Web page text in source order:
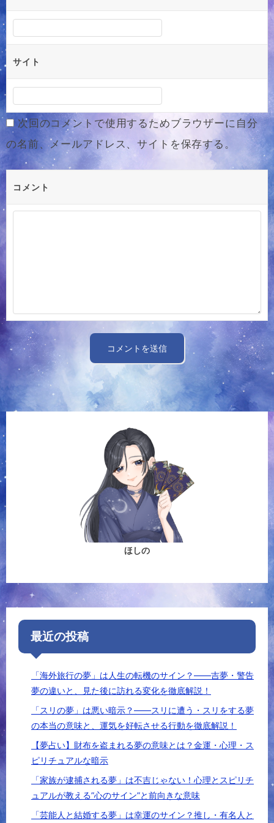
サイト
次回のコメントで使用するためブラウザーに自分
の名前、メールアドレス、サイトを保存する。
コメント
ほしの
最近の投稿
「海外旅行の夢」は人生の転機のサイン？――吉夢・警告
夢の違いと、見た後に訪れる変化を徹底解説！
「スリの夢」は悪い暗示？――スリに遭う・スリをする夢
の本当の意味と、運気を好転させる行動を徹底解説！
【夢占い】財布を盗まれる夢の意味とは？金運・心理・ス
ピリチュアルな暗示
「家族が逮捕される夢」は不吉じゃない！心理とスピリチ
ュアルが教える”心のサイン”と前向きな意味
「芸能人と結婚する夢」は幸運のサイン？推し・有名人と